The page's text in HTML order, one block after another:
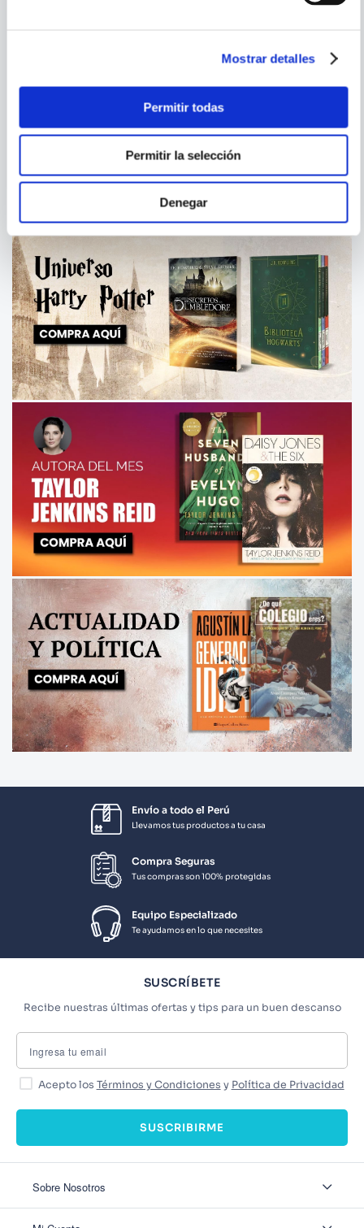
Mostrar detalles
Permitir todas
Permitir la selección
Denegar
YOKAI 06
PANDORA HEARTS 09
Envío a todo el Perú
Llevamos tus productos a tu casa
Compra Seguras
Tus compras son 100% protegidas
Equipo Especializado
Te ayudamos en lo que necesites
SUSCRÍBETE
Recibe nuestras últimas ofertas y tips para un buen descanso
Acepto los Términos y Condiciones y Política de Privacidad
SUSCRIBIRME
Sobre Nosotros